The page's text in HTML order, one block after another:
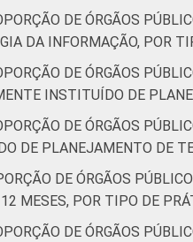
DE ÓRGÃOS
DA INFORMAÇÃO, POR
DE ÓRGÃOS
INSTITUÍDO DE
DE ÓRGÃOS
DE PLANEJAMENTO DE
DE ÓRGÃOS
MESES, POR TIPO DE
DE ÓRGÃOS